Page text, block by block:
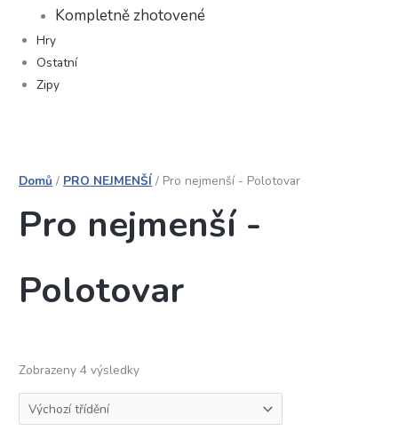
Kompletně zhotovené
Hry
Ostatní
Zipy
Domů / PRO NEJMENŠÍ / Pro nejmenší - Polotovar
Pro nejmenší -
Polotovar
Zobrazeny 4 výsledky